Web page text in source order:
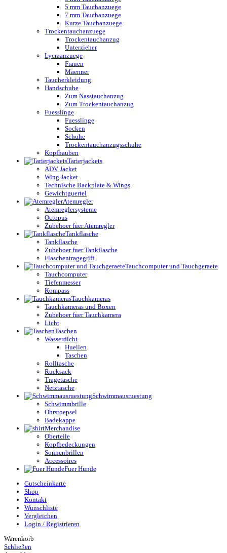
5 mm Tauchanzuege
7 mm Tauchanzuege
Kurze Tauchanzuege
Trockentauchanzuege
Trockentauchanzug
Unterzieher
Lycraanzuege
Frauen
Maenner
Taucherkleidung
Handschuhe
Zum Nasstauchanzug
Zum Trockentauchanzug
Fuesslinge
Fuesslinge
Socken
Schuhe
Trockentauchanzugsschuhe
Kopfhauben
Tarierjackets
ADV Jacket
Wing Jacket
Technische Backplate & Wings
Gewichtguertel
Atemregler
Atemreglersysteme
Octopus
Zubehoer fuer Atemregler
Tankflasche
Tankflasche
Zubehoer fuer Tankflasche
Flaschentragegriff
Tauchcomputer und Tauchgeraete
Tauchcomputer
Tiefenmesser
Kompass
Tauchkameras
Tauchkameras und Boxen
Zubehoer fuer Tauchkamera
Licht
Taschen
Wasserdicht
Huellen
Taschen
Rolltasche
Rucksack
Tragetasche
Netztasche
Schwimmausruestung
Schwimmbrille
Ohrstoepsel
Badekappe
Merchandise
Oberteile
Kopfbedeckungen
Sonnenbrillen
Accessoires
Fuer Hunde
Gutscheinkarte
Shop
Kontakt
Wunschliste
Vergleichen
Login / Registrieren
Warenkorb
Schließen